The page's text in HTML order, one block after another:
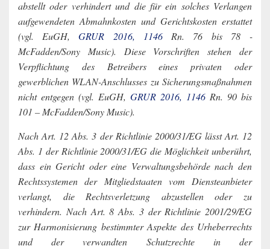
abstellt oder verhindert und die für ein solches Verlangen
aufgewendeten Abmahnkosten und Gerichtskosten erstattet
(vgl. EuGH,GRUR 2016, 1146Rn. 76 bis 78 ­
McFadden/Sony Music). Diese Vorschriften stehen der
Verpflichtung des Betreibers eines privaten oder
gewerblichen WLAN-Anschlusses zu Sicherungsmaßnahmen
nicht entgegen (vgl. EuGH, GRUR 2016, 1146Rn. 90 bis
101 – McFadden/Sony Music).
Nach Art. 12 Abs. 3 der Richtlinie 2000/31/EG lässt Art. 12
Abs. 1 der Richtlinie 2000/31/EG die Möglichkeit unberührt,
dass ein Gericht oder eine Verwaltungsbehörde nach den
Rechtssystemen der Mitgliedstaaten vom Diensteanbieter
verlangt, die Rechtsverletzung abzustellen oder zu
verhindern. Nach Art. 8 Abs. 3 der Richtlinie 2001/29/EG
zur Harmonisierung bestimmter Aspekte des Urheberrechts
und der verwandten Schutzrechte in der